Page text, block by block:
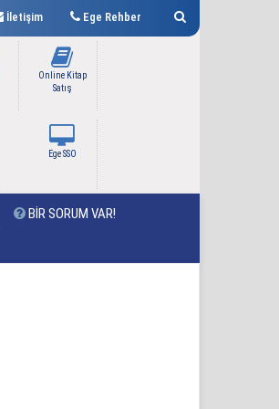
Ege Rehber
İletişim
Online Kitap
Satış
Ege SSO
BİR SORUM VAR!